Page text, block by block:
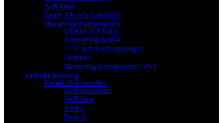
Avfuktare
Sport- lek och vattenfall
Monteringskomponenter
Vinklar och böjar
Anslutningshylsor
T / Y och korskopplingar
Unioner
Monteringskomponenter PVC
Vattenbehandling
Kemikaliekontroller
Saltklorinatorer
Welldana
Aseko
Bayrol